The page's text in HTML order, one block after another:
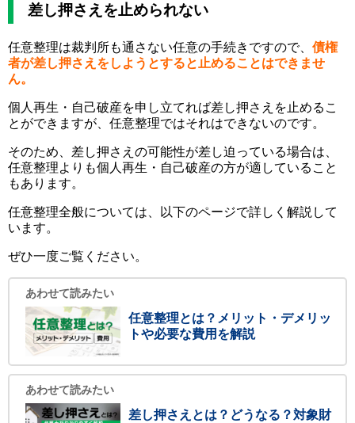
差し押さえを止められない
任意整理は裁判所も通さない任意の手続きですので、 債権
者が差し押さえをしようとすると止めることはできませ
ん。
個人再生・自己破産を申し立てれば差し押さえを止めるこ
とができますが、任意整理ではそれはできないのです。
そのため、差し押さえの可能性が差し迫っている場合は、
任意整理よりも個人再生・自己破産の方が適していること
もあります。
任意整理全般については、以下のページで詳しく解説して
います。
ぜひ一度ご覧ください。
あわせて読みたい
任意整理とは？メリット・デメリッ
トや必要な費用を解説
あわせて読みたい
差し押さえとは？どうなる？対象財